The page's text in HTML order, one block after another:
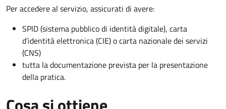
Per accedere al servizio, assicurati di avere:
SPID (sistema pubblico di identità digitale), carta
d’identità elettronica (CIE) o carta nazionale dei servizi
(CNS)
tutta la documentazione prevista per la presentazione
della pratica.